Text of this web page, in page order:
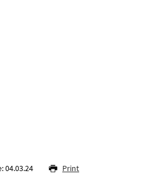
04.03.24 Print